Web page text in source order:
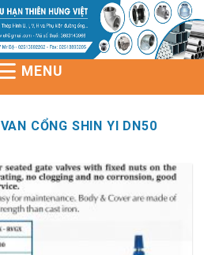
MENU
VAN CỔNG SHIN YI DN50